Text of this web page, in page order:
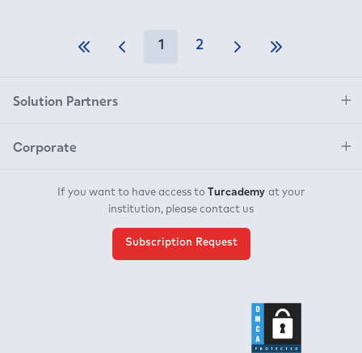
1 2
Solution Partners
Corporate
If you want to have access to Turcademy at your
institution, please contact us
Subscription Request